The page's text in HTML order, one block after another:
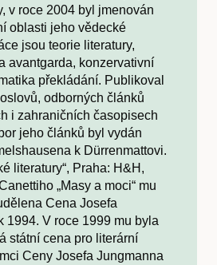
v roce 2004 byl jmenován
oblasti jeho vědecké
jsou teorie literatury,
avantgarda, konzervativní
překládání. Publikoval
odborných článků
i zahraničních časopisech
jeho článků byl vydán
k Dürrenmattovi.
literatury“, Praha: H&H,
„Masy a moci“ mu
Cena Josefa
1994. V roce 1999 mu byla
státní cena pro literární
Ceny Josefa Jungmanna